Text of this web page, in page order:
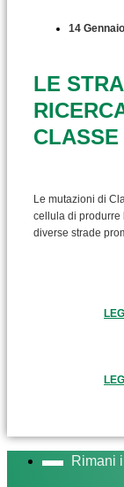
14
LE
CLASSE
Le mutazioni di
cellula di produrre
diverse strade
Rimani